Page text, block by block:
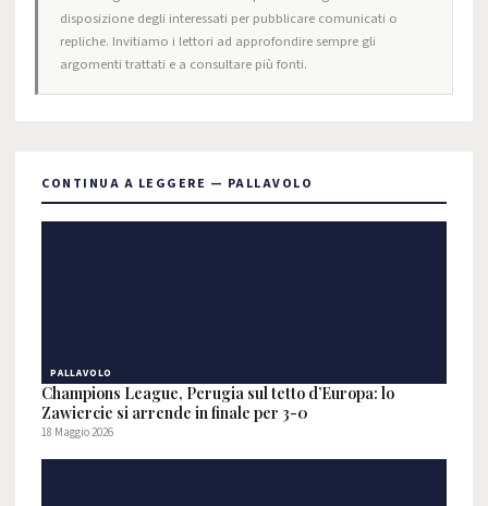
disposizione degli interessati per pubblicare comunicati o
repliche. Invitiamo i lettori ad approfondire sempre gli
argomenti trattati e a consultare più fonti.
CONTINUA A LEGGERE — PALLAVOLO
PALLAVOLO
Champions League, Perugia sul tetto d’Europa: lo
Zawiercie si arrende in finale per 3-0
18 Maggio 2026